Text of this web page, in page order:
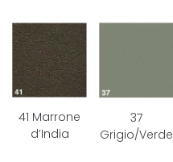
41 Marrone
d’India
37
Grigio/Verde